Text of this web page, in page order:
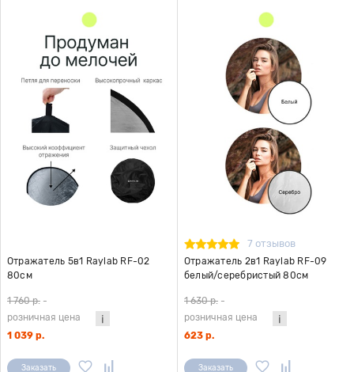
Отражатель 5в1 Raylab RF-02
80см
1 760 р. -
розничная цена
1 039 р.
Заказать
7 отзывов
Отражатель 2в1 Raylab RF-09
белый/серебристый 80см
1 630 р. -
розничная цена
623 р.
Заказать